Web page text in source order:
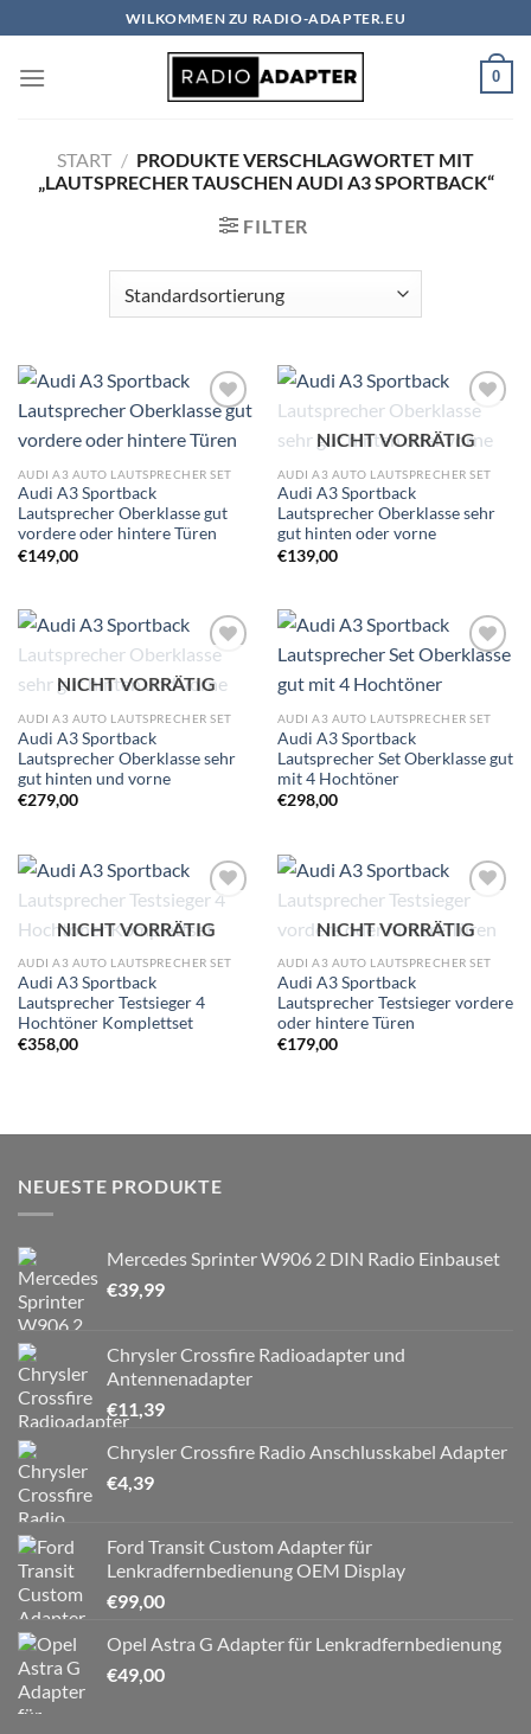
Inhalt
springen
WILKOMMEN ZU RADIO-ADAPTER.EU
0
START / PRODUKTE VERSCHLAGWORTET MIT
„LAUTSPRECHER TAUSCHEN AUDI A3 SPORTBACK“
FILTER
Wunschliste
AUDI A3 AUTO LAUTSPRECHER SET
Audi A3 Sportback
Lautsprecher Oberklasse gut
vordere oder hintere Türen
€149,00
Wunschliste
NICHT VORRÄTIG
AUDI A3 AUTO LAUTSPRECHER SET
Audi A3 Sportback
Lautsprecher Oberklasse sehr
gut hinten oder vorne
€139,00
Wunschliste
NICHT VORRÄTIG
AUDI A3 AUTO LAUTSPRECHER SET
Audi A3 Sportback
Lautsprecher Oberklasse sehr
gut hinten und vorne
€279,00
Wunschliste
AUDI A3 AUTO LAUTSPRECHER SET
Audi A3 Sportback
Lautsprecher Set Oberklasse gut
mit 4 Hochtöner
€298,00
Wunschliste
NICHT VORRÄTIG
AUDI A3 AUTO LAUTSPRECHER SET
Audi A3 Sportback
Lautsprecher Testsieger 4
Hochtöner Komplettset
€358,00
Wunschliste
NICHT VORRÄTIG
AUDI A3 AUTO LAUTSPRECHER SET
Audi A3 Sportback
Lautsprecher Testsieger vordere
oder hintere Türen
€179,00
NEUESTE PRODUKTE
Mercedes Sprinter W906 2 DIN Radio Einbauset
€39,99
Chrysler Crossfire Radioadapter und
Antennenadapter
€11,39
Chrysler Crossfire Radio Anschlusskabel Adapter
€4,39
Ford Transit Custom Adapter für
Lenkradfernbedienung OEM Display
€99,00
Opel Astra G Adapter für Lenkradfernbedienung
€49,00